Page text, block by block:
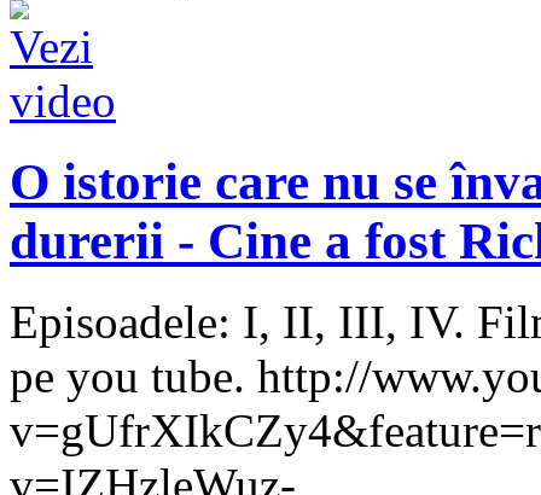
O istorie care nu se
durerii - Cine a fost
Episoadele: I, II, III, IV.
pe you tube. http://
v=IZHzleWuz-